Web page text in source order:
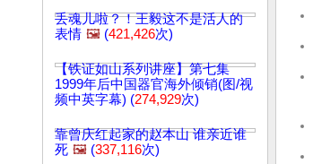
丢魂儿啦？！王毅这不是活人的
表情 🖼️ (421,426次)
【铁证如山系列讲座】第七集
1999年后中国器官海外倾销(图/视
频中英字幕) (274,929次)
靠曾庆红起家的赵本山 谁亲近谁
死 🖼️ (337,116次)